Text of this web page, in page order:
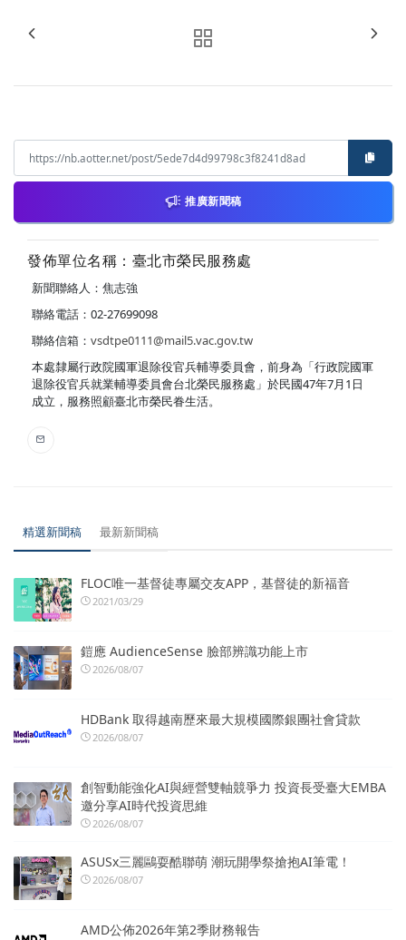
推廣新聞稿
發佈單位名稱：臺北市榮民服務處
新聞聯絡人：焦志強
聯絡電話：02-27699098
聯絡信箱： vsdtpe0111@mail5.vac.gov.tw
本處隸屬行政院國軍退除役官兵輔導委員會，前身為「行政院國軍
退除役官兵就業輔導委員會台北榮民服務處」於民國47年7月1日
成立，服務照顧臺北市榮民眷生活。
精選新聞稿 最新新聞稿
FLOC唯一基督徒專屬交友APP，基督徒的新福音
2021/03/29
鎧應 AudienceSense 臉部辨識功能上市
2026/08/07
HDBank 取得越南歷來最大規模國際銀團社會貸款
2026/08/07
創智動能強化AI與經營雙軸競爭力 投資長受臺大EMBA
邀分享AI時代投資思維
2026/08/07
ASUSx三麗鷗耍酷聯萌 潮玩開學祭搶抱AI筆電！
2026/08/07
AMD公佈2026年第2季財務報告